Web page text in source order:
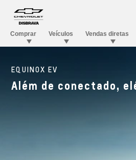
EQUINOX EV
Além de conectado,